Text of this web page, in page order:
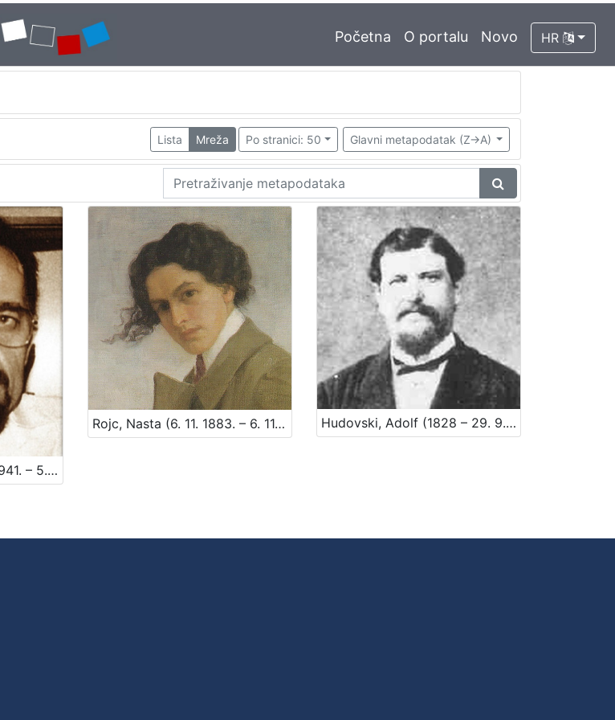
Početna O portalu Novo HR
Lista Mreža Po stranici: 50 Glavni metapodatak (Z->A)
Sabol, Željko (28. 11. 1941. – 5. 9. 1991)
Rojc, Nasta (6. 11. 1883. – 6. 11. 1964.) Hudovski, Adolf (1828 – 29. 9. 1900.)